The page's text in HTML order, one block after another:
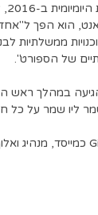
גם
הוא הפך
ממשלתיות
של הספורט".
במהלך ראש
ליו שמר על כל